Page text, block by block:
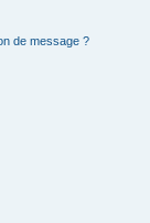
de message ?